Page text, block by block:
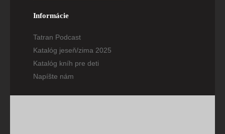
Informácie
Tatran Podcast
Katalóg jeseň/zima 2025
Katalóg kníh pre deti
Napíšte nám